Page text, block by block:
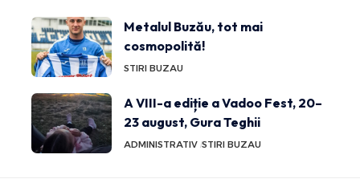
Metalul Buzău, tot mai
cosmopolită!
STIRI BUZAU
A VIII-a ediție a Vadoo Fest, 20–
23 august, Gura Teghii
ADMINISTRATIV STIRI BUZAU